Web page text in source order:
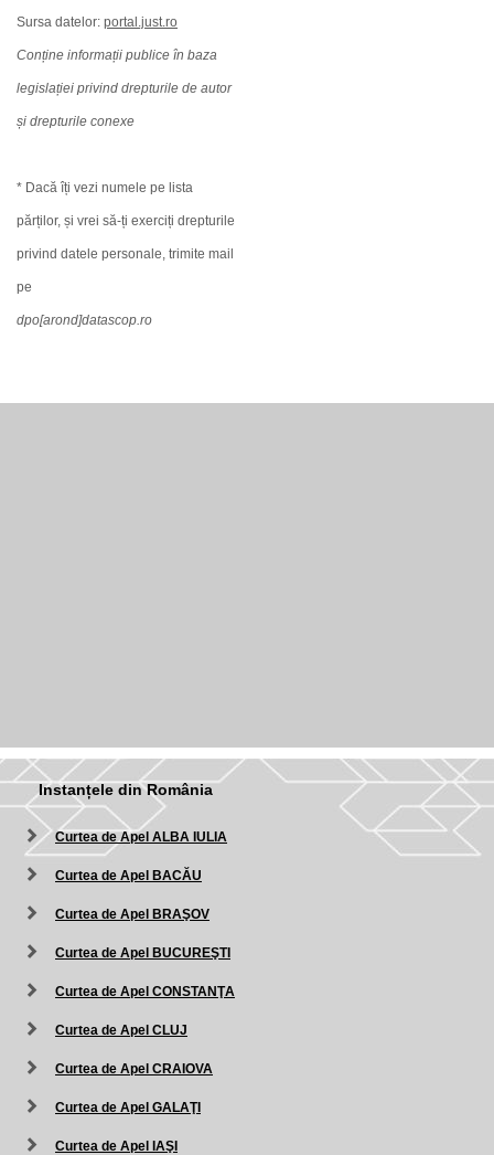
Sursa datelor: portal.just.ro
Conține informații publice în baza
legislației privind drepturile de autor
și drepturile conexe
* Dacă îți vezi numele pe lista
părților, și vrei să-ți exerciți drepturile
privind datele personale, trimite mail
pe
dpo[arond]datascop.ro
Instanțele din România
Curtea de Apel ALBA IULIA
Curtea de Apel BACĂU
Curtea de Apel BRAŞOV
Curtea de Apel BUCUREŞTI
Curtea de Apel CONSTANŢA
Curtea de Apel CLUJ
Curtea de Apel CRAIOVA
Curtea de Apel GALAŢI
Curtea de Apel IAŞI